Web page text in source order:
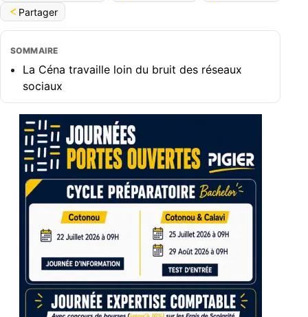
Partager
SOMMAIRE
La Céna travaille loin du bruit des réseaux
sociaux